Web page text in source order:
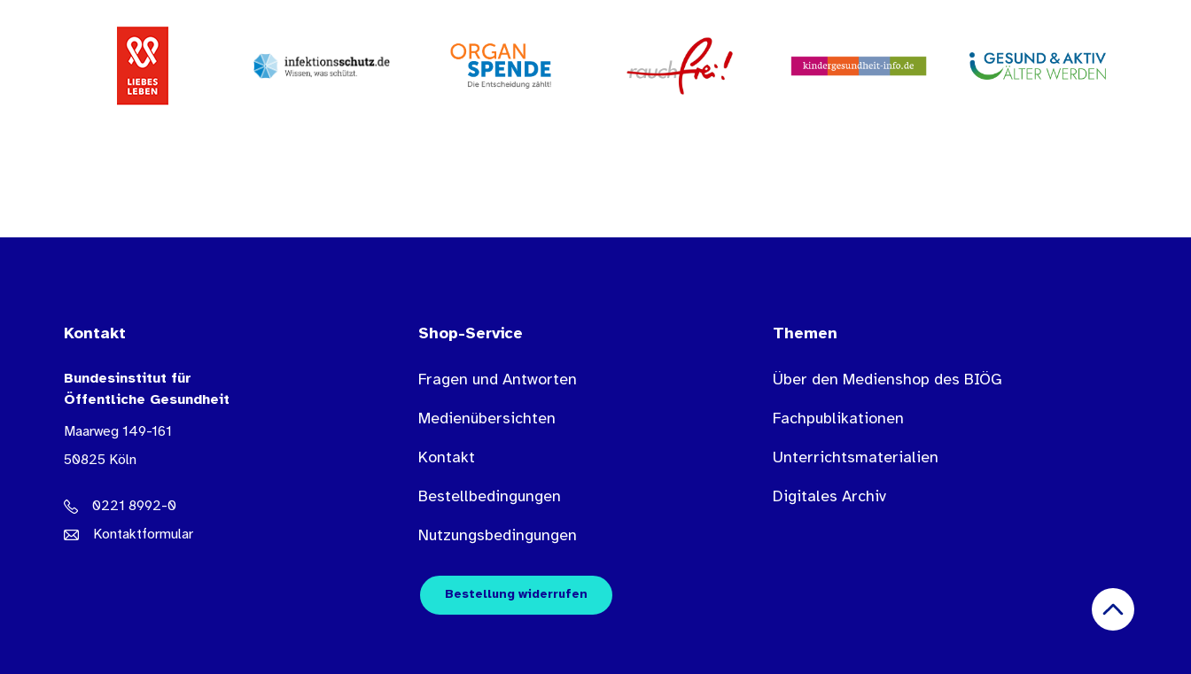
Kontakt
Bundesinstitut für
Öffentliche Gesundheit
Maarweg 149-161
50825 Köln
0221 8992-0
Kontaktformular
Shop-Service
Fragen und Antworten
Medienübersichten
Kontakt
Bestellbedingungen
Nutzungsbedingungen
Themen
Über den Medienshop des BIÖG
Fachpublikationen
Unterrichtsmaterialien
Digitales Archiv
Bestellung widerrufen